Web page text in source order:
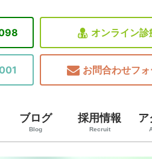
オンライン診
お問合わせフ
ブログ
Blog
採用情報
Recruit
ア